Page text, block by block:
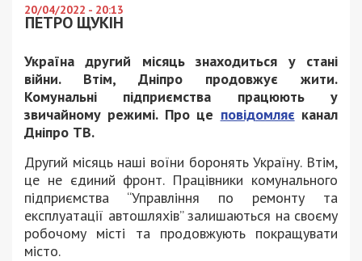
20/04/2022 - 20:13
ПЕТРО ЩУКІН
Україна другий місяць знаходиться у стані
війни. Втім, Дніпро продовжує жити.
Комунальні підприємства працюють у
звичайному режимі. Про це повідомляє канал
Дніпро ТВ.
Другий місяць наші воїни боронять Україну. Втім,
це не єдиний фронт. Працівники комунального
підприємства “Управління по ремонту та
експлуатації автошляхів” залишаються на своєму
робочому місті та продовжують покращувати
місто.